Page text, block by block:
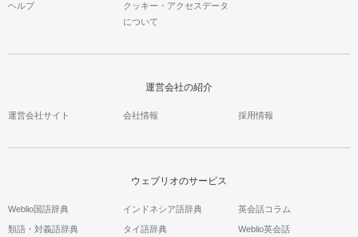
ヘルプ
クッキー・アクセスデータ
について
運営会社の紹介
運営会社サイト 会社情報 採用情報
ウェブリオのサービス
Weblio国語辞典
類語・対義語辞典
インドネシア語辞典
タイ語辞典
英会話コラム
Weblio英会話